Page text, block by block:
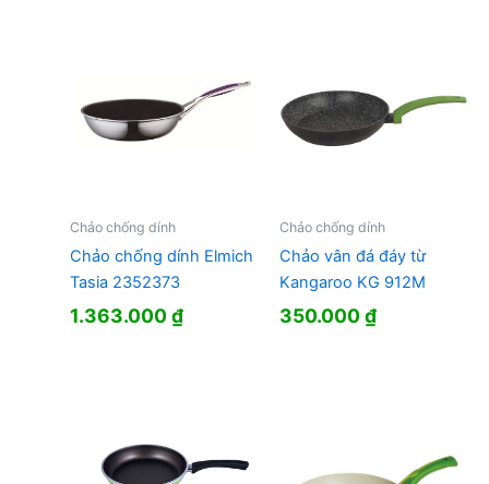
Chảo chống dính
Chảo chống dính Elmich
Tasia 2352373
1.363.000₫
Chảo chống dính
Chảo vân đá đáy từ
Kangaroo KG 912M
350.000₫